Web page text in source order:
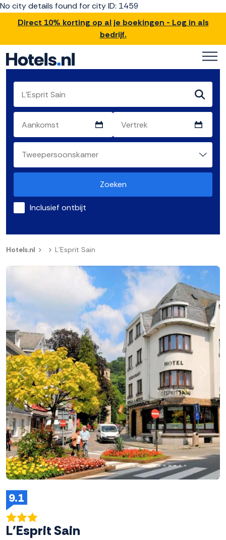
No city details found for city ID: 1459
Direct 10% korting op al je boekingen - Log in als
bedrijf.
Zoeken
Inclusief ontbijt
Hotels.nl L'Esprit Sain
9.1
L'Esprit Sain